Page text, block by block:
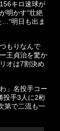
キロ速球が
明かす“壮絶
…“明日も出ま
もりなんで
王貞治を驚か
オは7割決め
」名投手コー
投手3人に2桁
第で二流も一